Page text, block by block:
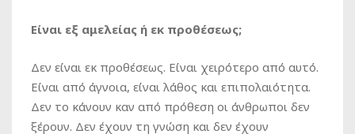
Είναι εξ αμελείας ή εκ προθέσεως;
Δεν είναι εκ προθέσεως. Είναι χειρότερο από αυτό.
Είναι από άγνοια, είναι λάθος και επιπολαιότητα.
Δεν το κάνουν καν από πρόθεση οι άνθρωποι δεν
ξέρουν. Δεν έχουν τη γνώση και δεν έχουν